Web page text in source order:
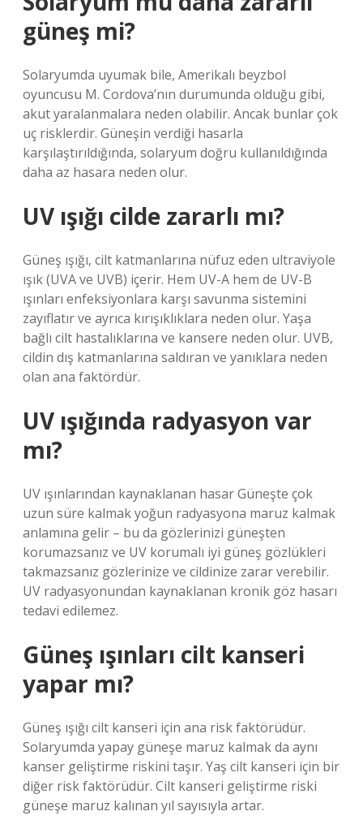
güneş mi?
Solaryumda uyumak bile, Amerikalı beyzbol
oyuncusu M. Cordova’nın durumunda olduğu gibi,
akut yaralanmalara neden olabilir. Ancak bunlar çok
uç risklerdir. Güneşin verdiği hasarla
karşılaştırıldığında, solaryum doğru kullanıldığında
daha az hasara neden olur.
UV ışığı cilde zararlı mı?
Güneş ışığı, cilt katmanlarına nüfuz eden ultraviyole
ışık (UVA ve UVB) içerir. Hem UV-A hem de UV-B
ışınları enfeksiyonlara karşı savunma sistemini
zayıflatır ve ayrıca kırışıklıklara neden olur. Yaşa
bağlı cilt hastalıklarına ve kansere neden olur. UVB,
cildin dış katmanlarına saldıran ve yanıklara neden
olan ana faktördür.
UV ışığında radyasyon var
mı?
UV ışınlarından kaynaklanan hasar Güneşte çok
uzun süre kalmak yoğun radyasyona maruz kalmak
anlamına gelir – bu da gözlerinizi güneşten
korumazsanız ve UV korumalı iyi güneş gözlükleri
takmazsanız gözlerinize ve cildinize zarar verebilir.
UV radyasyonundan kaynaklanan kronik göz hasarı
tedavi edilemez.
Güneş ışınları cilt kanseri
yapar mı?
Güneş ışığı cilt kanseri için ana risk faktörüdür.
Solaryumda yapay güneşe maruz kalmak da aynı
kanser geliştirme riskini taşır. Yaş cilt kanseri için bir
diğer risk faktörüdür. Cilt kanseri geliştirme riski
güneşe maruz kalınan yıl sayısıyla artar.